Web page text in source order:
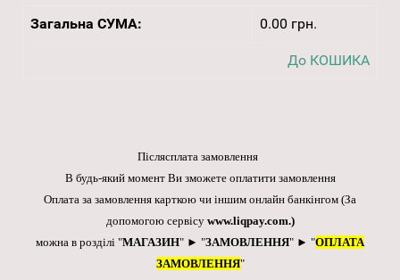
Загальна СУМА: 0.00 грн.
До КОШИКА
Післясплата замовлення
В будь-який момент Ви зможете оплатити замовлення
Оплата за замовлення карткою чи іншим онлайн банкінгом (За
допомогою сервісу www.liqpay.com.)
можна в розділі "МАГАЗИН" ► "ЗАМОВЛЕННЯ" ► "ОПЛАТА
ЗАМОВЛЕННЯ"